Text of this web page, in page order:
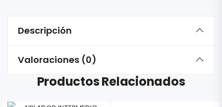
Descripción
Valoraciones (0)
Productos Relacionados